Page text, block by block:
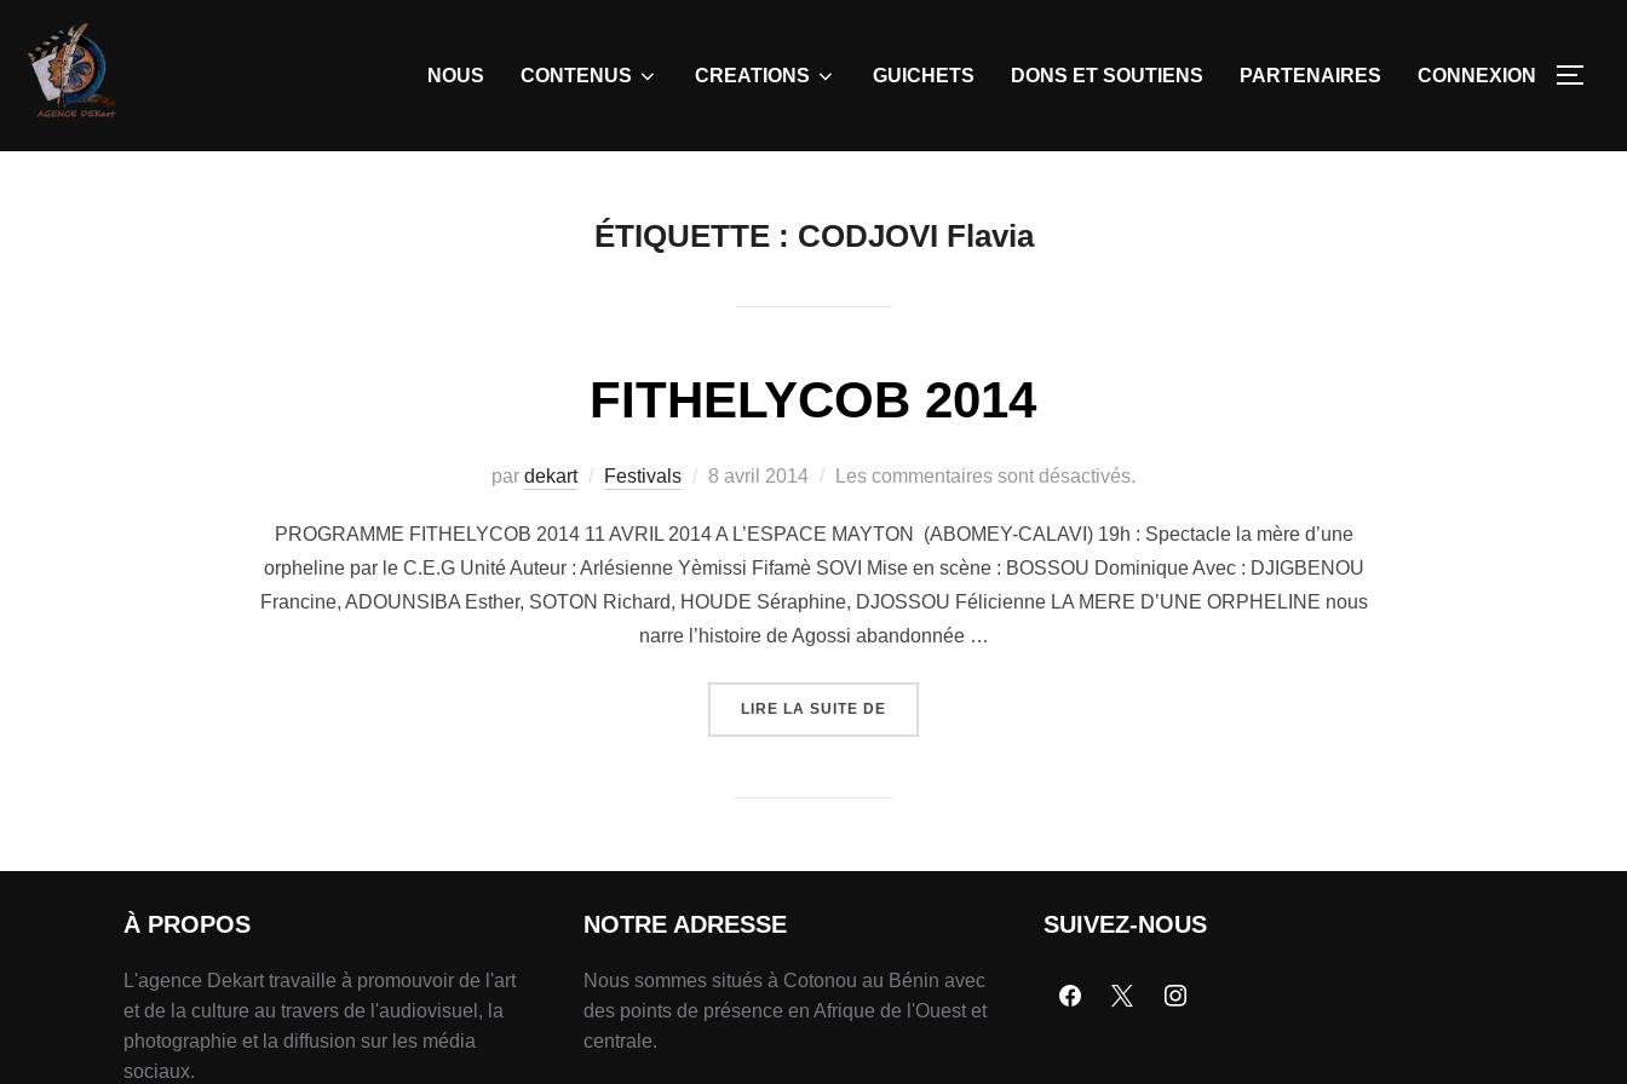
NOUS CONTENUS CREATIONS GUICHETS DONS ET SOUTIENS PARTENAIRES CONNEXION
ÉTIQUETTE : CODJOVI Flavia
FITHELYCOB 2014
par dekart Festivals 8 avril 2014 Les commentaires sont désactivés.
PROGRAMME FITHELYCOB 2014 11 AVRIL 2014 A L’ESPACE MAYTON (ABOMEY-CALAVI) 19h : Spectacle la mère d’une
orpheline par le C.E.G Unité Auteur : Arlésienne Yèmissi Fifamè SOVI Mise en scène : BOSSOU Dominique Avec : DJIGBENOU
Francine, ADOUNSIBA Esther, SOTON Richard, HOUDE Séraphine, DJOSSOU Félicienne LA MERE D’UNE ORPHELINE nous
narre l’histoire de Agossi abandonnée …
LIRE LA SUITE DE
À PROPOS
L'agence Dekart travaille à promouvoir de l'art
et de la culture au travers de l'audiovisuel, la
photographie et la diffusion sur les média
sociaux.
NOTRE ADRESSE
Nous sommes situés à Cotonou au Bénin avec
des points de présence en Afrique de l'Ouest et
centrale.
SUIVEZ-NOUS